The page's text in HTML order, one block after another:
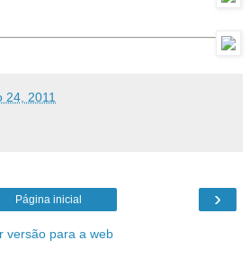
24, 2011
›
Página inicial
versão para a web